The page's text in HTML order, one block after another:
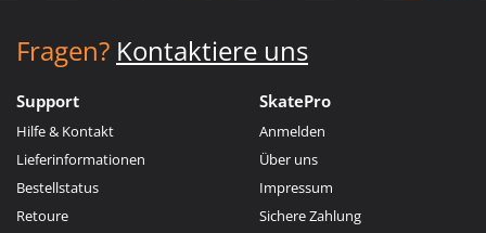
Fragen? Kontaktiere uns
Support
Hilfe & Kontakt
Lieferinformationen
Bestellstatus
Retoure
SkatePro
Anmelden
Über uns
Impressum
Sichere Zahlung